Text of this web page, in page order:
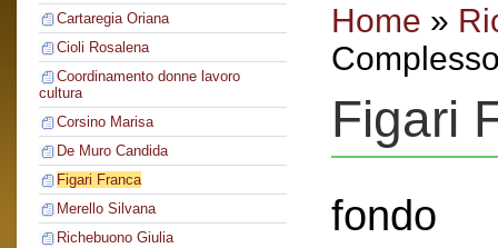
Cartaregia Oriana
Cioli Rosalena
Coordinamento donne lavoro
cultura
Corsino Marisa
De Muro Candida
Figari Franca
Merello Silvana
Richebuono Giulia
Home »
Figari
fondo